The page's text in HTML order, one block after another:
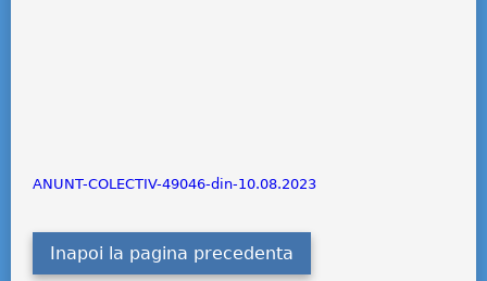
ANUNT-COLECTIV-49046-din-10.08.2023
Inapoi la pagina precedenta